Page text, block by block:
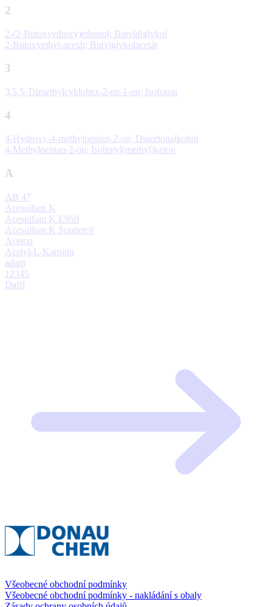
2
2-(2-Butoxyethoxy)ethanol; Butyldiglykol
2-Butoxyethyl-acetát; Butylglykolacetát
3
3,5,5-Trimethylcyklohex-2-en-1-on; Isoforon
4
4-Hydroxy-4-methylpentan-2-on; Diacetonalkohol
4-Methylpentan-2-on; Isobutyl(methyl)keton
A
AB 47
Acesulfam K
Acesulfam K E950
Acesulfam K Sunnett®
Aceton
Acetyl-L-Karnitin
adam
1 2345
Další
Všeobecné obchodní podmínky
Všeobecné obchodní podmínky - nakládání s obaly